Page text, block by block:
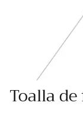
Vinil adhesivo
Varios
Essenza -
Toalla